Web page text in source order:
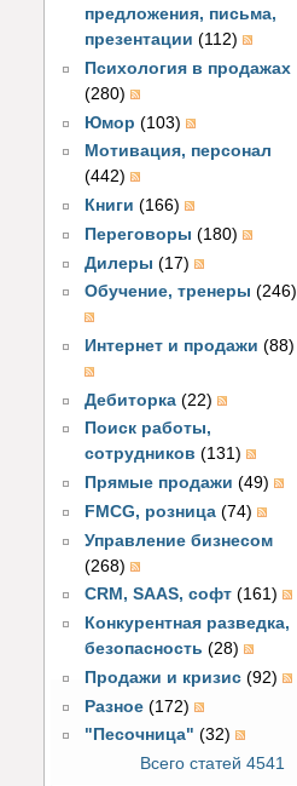
предложения, письма,
презентации (112)
Психология в продажах
(280)
Юмор (103)
Мотивация, персонал
(442)
Книги (166)
Переговоры (180)
Дилеры (17)
Обучение, тренеры (246)
Интернет и продажи (88)
Дебиторка (22)
Поиск работы,
сотрудников (131)
Прямые продажи (49)
FMCG, розница (74)
Управление бизнесом
(268)
CRM, SAAS, софт (161)
Конкурентная разведка,
безопасность (28)
Продажи и кризис (92)
Разное (172)
"Песочница" (32)
Всего статей 4541